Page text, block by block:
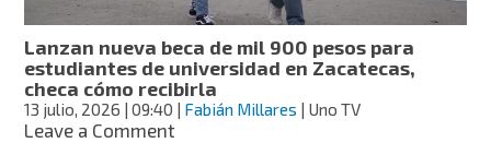
más
estudiantes
serán
beneficiados
Lanzan nueva beca de mil 900 pesos para
estudiantes de universidad en Zacatecas,
checa cómo recibirla
13 julio, 2026 | 09:40 Fabián Millares | Uno TV
Leave a Commenton